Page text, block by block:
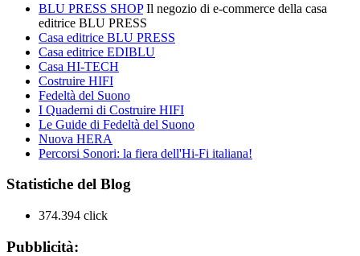
BLU PRESS SHOPIl negozio di e-commerce della casa
editrice BLU PRESS
Casa editrice BLU PRESS
Casa editrice EDIBLU
Casa HI-TECH
Costruire HIFI
Fedeltà del Suono
I Quaderni di Costruire HIFI
Le Guide di Fedeltà del Suono
Nuova HERA
Percorsi Sonori: la fiera dell'Hi-Fi italiana!
Statistiche del Blog
374.394 click
Pubblicità: